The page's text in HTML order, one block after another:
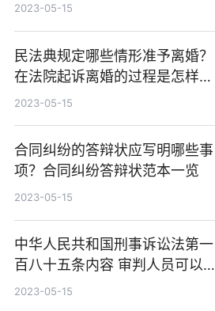
2023-05-15
民法典规定哪些情形准予离婚？
在法院起诉离婚的过程是怎样
的？
2023-05-15
合同纠纷的答辩状应写明哪些事
项？合同纠纷答辩状范本一览
2023-05-15
中华人民共和国刑事诉讼法第一
百八十五条内容 审判人员可以讯
问被告人吗？
2023-05-15